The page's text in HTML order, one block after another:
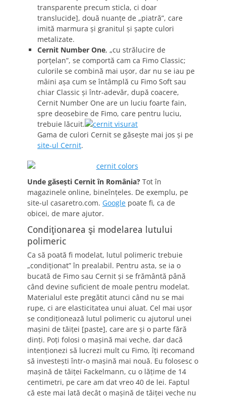
transparente precum sticla, ci doar
translucide], două nuanţe de „piatră”, care
imită marmura şi granitul şi şapte culori
metalizate.
Cernit Number One, „cu strălucire de
porţelan”, se comportă cam ca Fimo Classic;
culorile se combină mai uşor, dar nu se iau pe
mâini aşa cum se întâmplă cu Fimo Soft sau
chiar Classic şi într-adevăr, după coacere,
Cernit Number One are un luciu foarte fain,
spre deosebire de Fimo, care pentru luciu,
trebuie lăcuit.
Gama de culori Cernit se găseşte mai jos şi pe
site-ul Cernit.
Unde găseşti Cernit în România? Tot în
magazinele online, bineînţeles. De exemplu, pe
site-ul casaretro.com. Google poate fi, ca de
obicei, de mare ajutor.
Condiţionarea şi modelarea lutului
polimeric
Ca să poată fi modelat, lutul polimeric trebuie
„condiţionat” în prealabil. Pentru asta, se ia o
bucată de Fimo sau Cernit şi se frământă până
când devine suficient de moale pentru modelat.
Materialul este pregătit atunci când nu se mai
rupe, ci are elasticitatea unui aluat. Cel mai uşor
se condiţionează lutul polimeric cu ajutorul unei
maşini de tăiţei [paste], care are şi o parte fără
dinţi. Poţi folosi o maşină mai veche, dar dacă
intenţionezi să lucrezi mult cu Fimo, îţi recomand
să investeşti într-o maşină mai nouă. Eu folosesc o
maşină de tăiţei Fackelmann, cu o lăţime de 14
centimetri, pe care am dat vreo 40 de lei. Faptul
că este mai lată decât o maşină de tăiţei veche nu